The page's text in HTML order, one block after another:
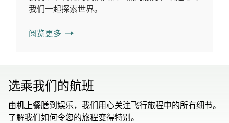
我们一起探索世界。
阅览更多
选乘我们的航班
由机上餐膳到娱乐，我们用心关注飞行旅程中的所有细节。
了解我们如何令您的旅程变得特别。